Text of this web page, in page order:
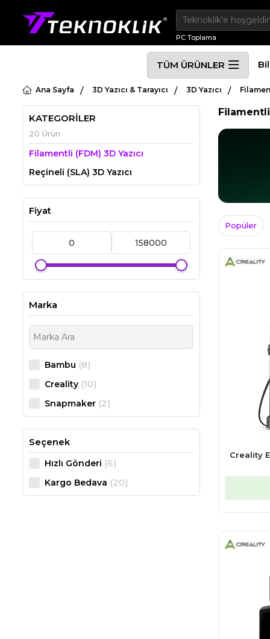
PC Toplama
TÜM ÜRÜNLER
Ana Sayfa 3D Yazıcı & Tarayıcı 3D Yazıcı
KATEGORİLER
20 Ürün
Filamentli (FDM) 3D Yazıcı
Reçineli (SLA) 3D Yazıcı
Fiyat
Marka
Bambu (8)
Creality (10)
Snapmaker (2)
Seçenek
Hızlı Gönderi (6)
Kargo Bedava (20)
Filamentli
Popüler
Creality